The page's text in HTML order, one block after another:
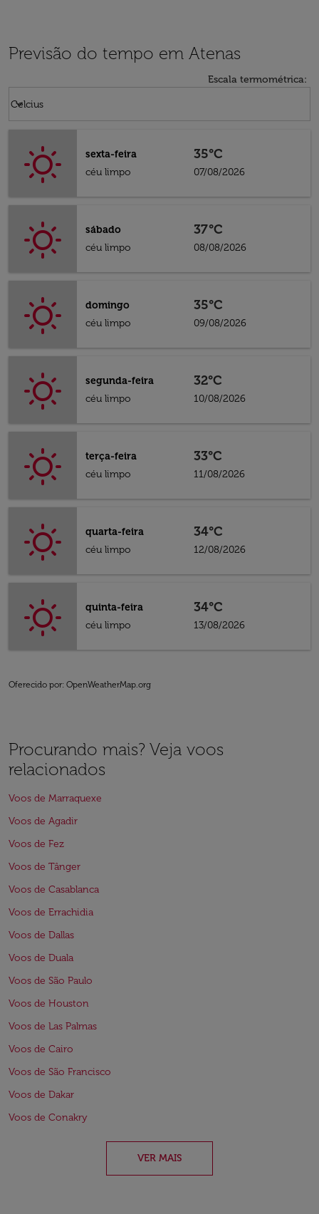
Previsão do tempo em Atenas
Escala termométrica:
Celcius
keyboard_arrow_down
sexta-feira
céu limpo
35°C
07/08/2026
sábado
céu limpo
37°C
08/08/2026
domingo
céu limpo
35°C
09/08/2026
segunda-feira
céu limpo
32°C
10/08/2026
terça-feira
céu limpo
33°C
11/08/2026
quarta-feira
céu limpo
34°C
12/08/2026
quinta-feira
céu limpo
34°C
13/08/2026
Oferecido por: OpenWeatherMap.org
Procurando mais? Veja voos
relacionados
Voos de Marraquexe
Voos de Agadir
Voos de Fez
Voos de Tânger
Voos de Casablanca
Voos de Errachidia
Voos de Dallas
Voos de Duala
Voos de São Paulo
Voos de Houston
Voos de Las Palmas
Voos de Cairo
Voos de São Francisco
Voos de Dakar
Voos de Conakry
VER MAIS